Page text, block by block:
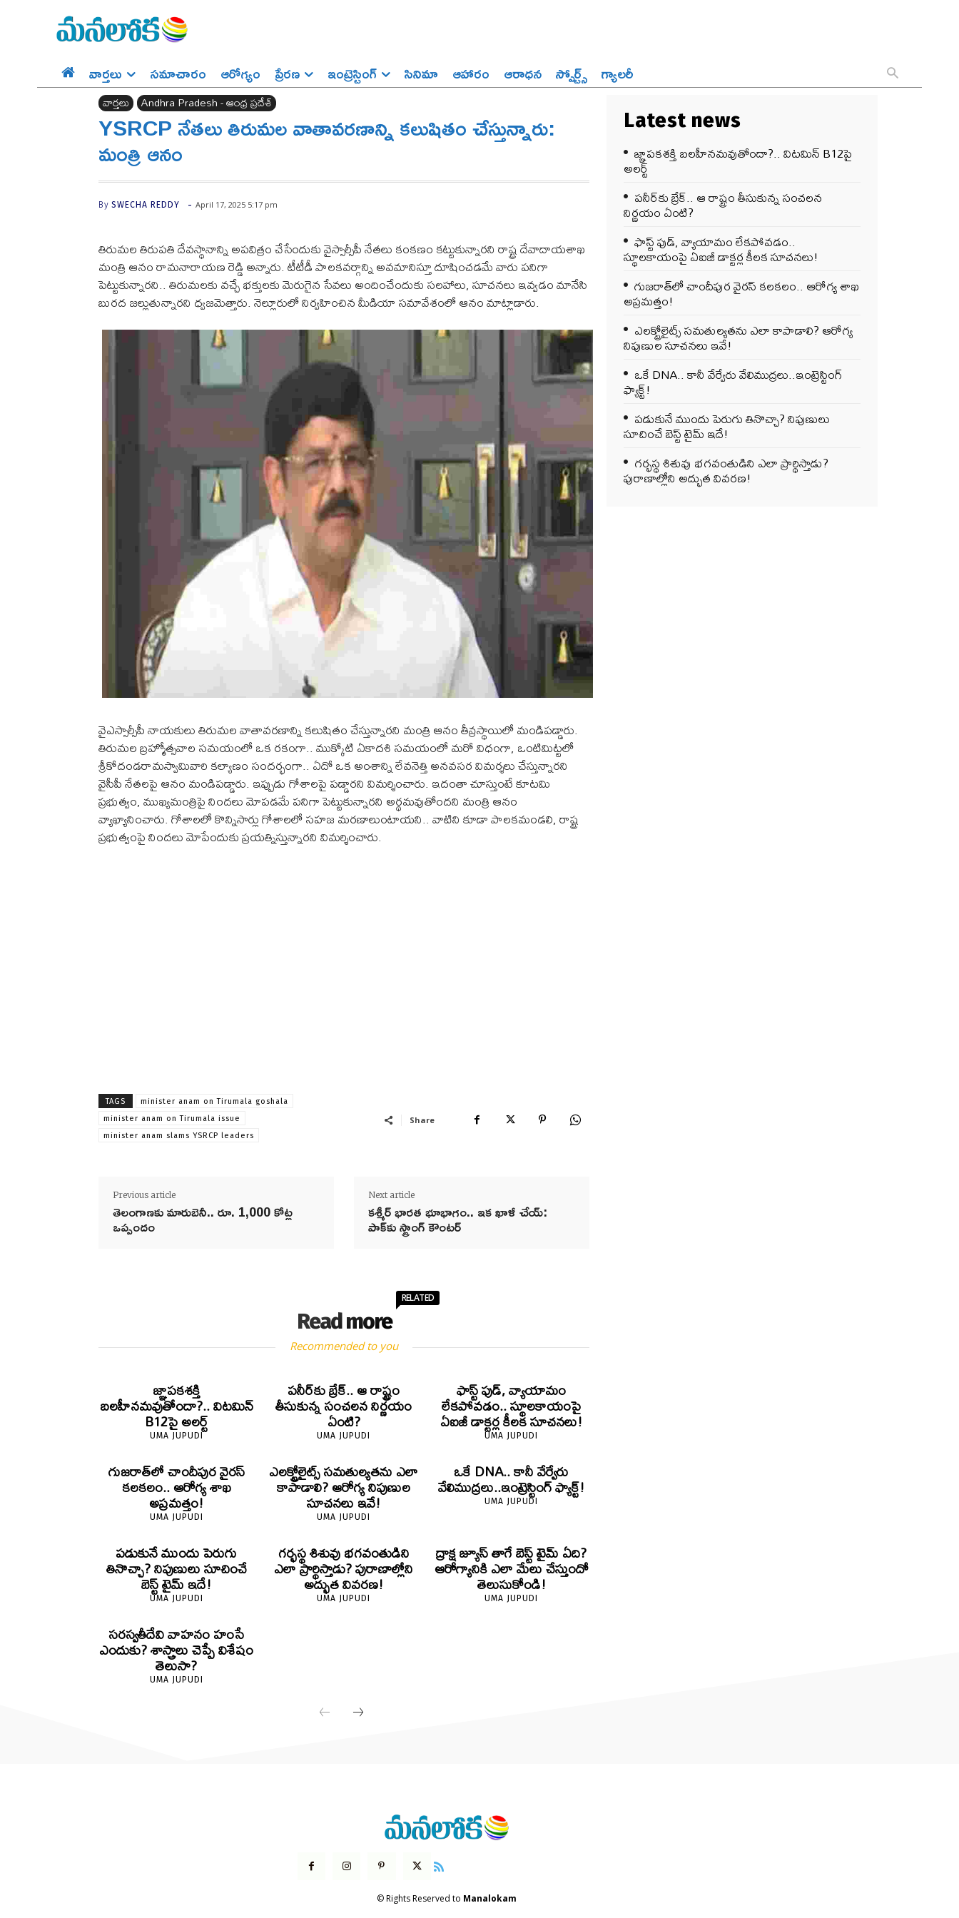
వార్తలు సమాచారం ఆరోగ్యం ప్రేర‌ణ‌ ఇంట్రెస్టింగ్‌ సినిమా ఆహారం ఆరాధన స్పోర్ట్స్‌ గ్యాలరీ
వార్తలు Andhra Pradesh - ఆంధ్ర ప్రదేశ్‌
YSRCP నేతలు తిరుమల వాతావరణాన్ని కలుషితం చేస్తున్నారు:
మంత్రి ఆనం
By SWECHA REDDY - April 17, 2025 5:17 pm
తిరుమల తిరుపతి దేవస్థానాన్ని అపవిత్రం చేసేందుకు వైస్సార్సీపీ నేతలు కంకణం కట్టుకున్నారని రాష్ట్ర దేవాదాయశాఖ
మంత్రి ఆనం రామనారాయణ రెడ్డి అన్నారు. టీటీడీ పాలకవర్గాన్ని అవమానిస్తూ దూషించడమే వారు పనిగా
పెట్టుకున్నారని.. తిరుమలకు వచ్చే భక్తులకు మెరుగైన సేవలు అందించేందుకు సలహాలు, సూచనలు ఇవ్వడం మానేసి
బురద జల్లుతున్నారని ధ్వజమెత్తారు. నెల్లూరులో నిర్వహించిన మీడియా సమావేశంలో ఆనం మాట్లాడారు.
వైఎస్సార్సీపీ నాయకులు తిరుమల వాతావరణాన్ని కలుషితం చేస్తున్నారని మంత్రి ఆనం తీవ్రస్థాయిలో మండిపడ్డారు.
తిరుమల బ్రహ్మోత్సవాల సమయంలో ఒక రకంగా.. ముక్కోటి ఏకాదశి సమయంలో మరో విధంగా, ఒంటిమిట్టలో
శ్రీకోదండరామస్వామివారి కల్యాణం సందర్భంగా.. ఏదో ఒక అంశాన్ని లేవనెత్తి అనవసర విమర్శలు చేస్తున్నారని
వైసీపీ నేతలపై ఆనం మండిపడ్డారు. ఇప్పుడు గోశాలపై పడ్డారని విమర్శించారు. ఇదంతా చూస్తుంటే కూటమి
ప్రభుత్వం, ముఖ్యమంత్రిపై నిందలు మోపడమే పనిగా పెట్టుకున్నారని అర్థమవుతోందని మంత్రి ఆనం
వ్యాఖ్యానించారు. గోశాలలో కొన్నిసార్లు గోశాలలో సహజ మరణాలుంటాయని.. వాటిని కూడా పాలకమండలి, రాష్ట్ర
ప్రభుత్వంపై నిందలు మోపేందుకు ప్రయత్నిస్తున్నారని విమర్శించారు.
TAGS
minister anam on Tirumala goshala
minister anam on Tirumala issue
minister anam slams YSRCP leaders
Share
Previous article
తెలంగాణకు మారుబెనీ.. రూ. 1,000 కోట్ల
ఒప్పందం
Next article
కశ్మీర్‌ భారత భూభాగం.. ఇక ఖాళీ చేయ్‌:
పాక్‌కు స్ట్రాంగ్‌ కౌంటర్
Read more
RELATED
Recommended to you
జ్ఞాపకశక్తి
బలహీనమవుతోందా?.. విటమిన్
B12పై అలర్ట్
UMA JUPUDI
పనీర్‌కు బ్రేక్.. ఆ రాష్ట్రం
తీసుకున్న సంచలన నిర్ణయం
ఏంటి?
UMA JUPUDI
ఫాస్ట్ ఫుడ్, వ్యాయామం
లేకపోవడం.. స్థూలకాయంపై
ఏఐజీ డాక్టర్ల కీలక సూచనలు!
UMA JUPUDI
గుజరాత్‌లో చాందీపుర వైరస్
కలకలం.. ఆరోగ్య శాఖ
అప్రమత్తం!
UMA JUPUDI
ఎలక్ట్రోలైట్స్ సమతుల్యతను ఎలా
కాపాడాలి? ఆరోగ్య నిపుణుల
సూచనలు ఇవే!
UMA JUPUDI
ఒకే DNA.. కానీ వేర్వేరు
వేలిముద్రలు..ఇంట్రెస్టింగ్ ఫ్యాక్ట్!
UMA JUPUDI
పడుకునే ముందు పెరుగు
తినొచ్చా? నిపుణులు సూచించే
బెస్ట్ టైమ్ ఇదే!
UMA JUPUDI
గర్భస్థ శిశువు భగవంతుడిని
ఎలా ప్రార్థిస్తాడు? పురాణాల్లోని
అద్భుత వివరణ!
UMA JUPUDI
ద్రాక్ష జ్యూస్ తాగే బెస్ట్ టైమ్ ఏది?
ఆరోగ్యానికి ఎలా మేలు చేస్తుందో
తెలుసుకోండి!
UMA JUPUDI
సరస్వతీదేవి వాహనం హంసే
ఎందుకు? శాస్త్రాలు చెప్పే విశేషం
తెలుసా?
UMA JUPUDI
Latest news
జ్ఞాపకశక్తి బలహీనమవుతోందా?.. విటమిన్ B12పై
అలర్ట్
పనీర్‌కు బ్రేక్.. ఆ రాష్ట్రం తీసుకున్న సంచలన
నిర్ణయం ఏంటి?
ఫాస్ట్ ఫుడ్, వ్యాయామం లేకపోవడం..
స్థూలకాయంపై ఏఐజీ డాక్టర్ల కీలక సూచనలు!
గుజరాత్‌లో చాందీపుర వైరస్ కలకలం.. ఆరోగ్య శాఖ
అప్రమత్తం!
ఎలక్ట్రోలైట్స్ సమతుల్యతను ఎలా కాపాడాలి? ఆరోగ్య
నిపుణుల సూచనలు ఇవే!
ఒకే DNA.. కానీ వేర్వేరు వేలిముద్రలు..ఇంట్రెస్టింగ్
ఫ్యాక్ట్!
పడుకునే ముందు పెరుగు తినొచ్చా? నిపుణులు
సూచించే బెస్ట్ టైమ్ ఇదే!
గర్భస్థ శిశువు భగవంతుడిని ఎలా ప్రార్థిస్తాడు?
పురాణాల్లోని అద్భుత వివరణ!
© Rights Reserved to Manalokam